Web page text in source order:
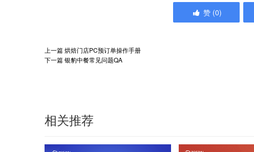
赞 (0)
上一篇烘焙门店PC预订单操作手册
下一篇银豹中餐常见问题QA
相关推荐